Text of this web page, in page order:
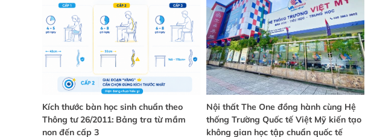
Kích thước bàn học sinh chuẩn theo
Thông tư 26/2011: Bảng tra từ mầm
non đến cấp 3
Nội thất The One đồng hành cùng Hệ
thống Trường Quốc tế Việt Mỹ kiến tạo
không gian học tập chuẩn quốc tế